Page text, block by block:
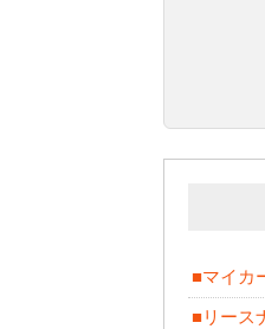
■マイカ
■リース